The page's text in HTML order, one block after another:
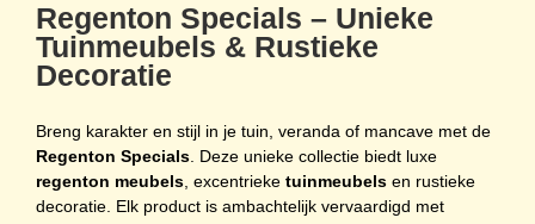
Regenton Specials – Unieke
Tuinmeubels & Rustieke
Decoratie
Breng karakter en stijl in je tuin, veranda of mancave met de
Regenton Specials . Deze unieke collectie biedt luxe
regenton meubels , excentrieke tuinmeubels en rustieke
decoratie. Elk product is ambachtelijk vervaardigd met